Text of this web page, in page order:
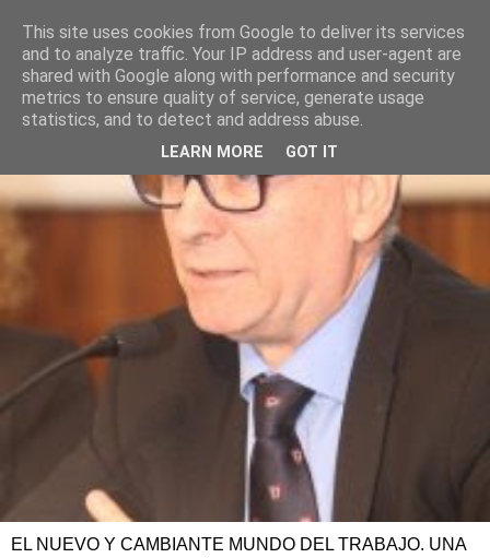
EL NUEVO Y CAMBIANTE MUNDO DEL TRABAJO. UNA
This site uses cookies from Google to deliver its services
and to analyze traffic. Your IP address and user-agent are
shared with Google along with performance and security
metrics to ensure quality of service, generate usage
statistics, and to detect and address abuse.
LEARN MORE GOT IT